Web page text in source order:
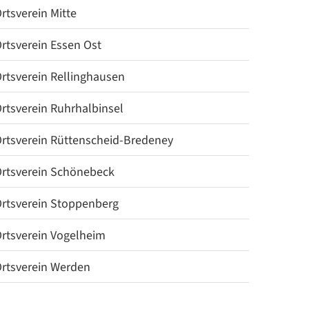
Mitte
Essen Ost
Rellinghausen
Ruhrhalbinsel
Rüttenscheid-Bredeney
Schönebeck
Stoppenberg
Vogelheim
Werden